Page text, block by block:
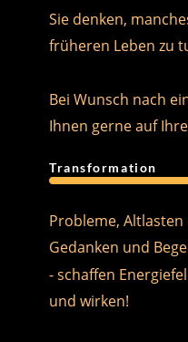
Sie denken,
früheren Leben zu
Bei Wunsch nach
Ihnen gerne auf
Transformation
Probleme, Altlasten
Gedanken und
- schaffen
und wirken!